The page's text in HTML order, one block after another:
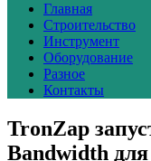
Главная
Строительство
Инструмент
Оборудование
Разное
Контакты
TronZap
Bandwidth